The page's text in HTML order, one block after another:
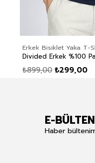
Erkek Bisiklet Yaka T-
₺299,00
₺899,00
E-
Haber